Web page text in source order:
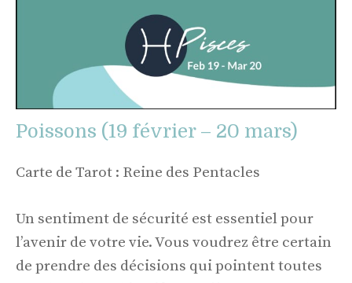
Poissons (19 février – 20 mars)
Carte de Tarot : Reine des Pentacles
Un sentiment de sécurité est essentiel pour
l’avenir de votre vie. Vous voudrez être certain
de prendre des décisions qui pointent toutes